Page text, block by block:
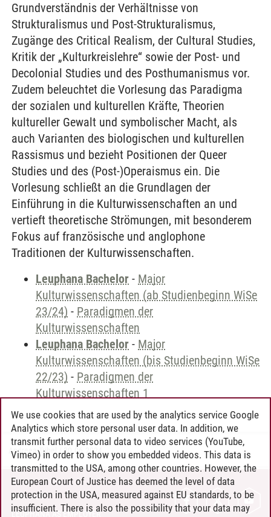
Grundverständnis der Verhältnisse von
Strukturalismus und Post-Strukturalismus,
Zugänge des Critical Realism, der Cultural Studies,
Kritik der „Kulturkreislehre“ sowie der Post- und
Decolonial Studies und des Posthumanismus vor.
Zudem beleuchtet die Vorlesung das Paradigma
der sozialen und kulturellen Kräfte, Theorien
kultureller Gewalt und symbolischer Macht, als
auch Varianten des biologischen und kulturellen
Rassismus und bezieht Positionen der Queer
Studies und des (Post-)Operaismus ein. Die
Vorlesung schließt an die Grundlagen der
Einführung in die Kulturwissenschaften an und
vertieft theoretische Strömungen, mit besonderem
Fokus auf französische und anglophone
Traditionen der Kulturwissenschaften.
Leuphana Bachelor - Major
Kulturwissenschaften (ab Studienbeginn WiSe
23/24) - Paradigmen der
Kulturwissenschaften
Leuphana Bachelor - Major
Kulturwissenschaften (bis Studienbeginn WiSe
22/23) - Paradigmen der
Kulturwissenschaften 1
Andreea Tribel 30.06.2024
CONTACT
LEUPHANA AS EMPLOYER
We use cookies that are used by the analytics service Google
Analytics which store personal user data. In addition, we
transmit further personal data to video services (YouTube,
Vimeo) in order to show you embedded videos. This data is
transmitted to the USA, among other countries. However, the
European Court of Justice has deemed the level of data
protection in the USA, measured against EU standards, to be
insufficient. There is also the possibility that your data may